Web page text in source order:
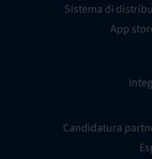
Sistema di
App
Candidatura